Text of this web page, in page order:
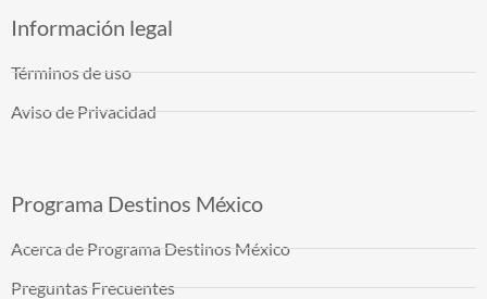
Información legal
Términos de uso
Aviso de Privacidad
Programa Destinos México
Acerca de Programa Destinos México
Preguntas Frecuentes